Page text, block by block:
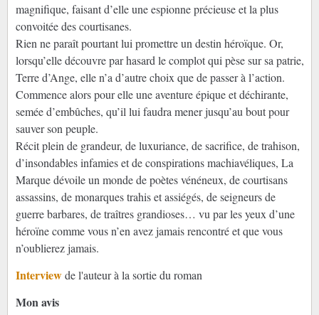
magnifique, faisant d’elle une espionne précieuse et la plus
convoitée des courtisanes.
Rien ne paraît pourtant lui promettre un destin héroïque. Or,
lorsqu’elle découvre par hasard le complot qui pèse sur sa patrie,
Terre d’Ange, elle n’a d’autre choix que de passer à l’action.
Commence alors pour elle une aventure épique et déchirante,
semée d’embûches, qu’il lui faudra mener jusqu’au bout pour
sauver son peuple.
Récit plein de grandeur, de luxuriance, de sacrifice, de trahison,
d’insondables infamies et de conspirations machiavéliques, La
Marque dévoile un monde de poètes vénéneux, de courtisans
assassins, de monarques trahis et assiégés, de seigneurs de
guerre barbares, de traîtres grandioses… vu par les yeux d’une
héroïne comme vous n’en avez jamais rencontré et que vous
n’oublierez jamais.
Interview de l'auteur à la sortie du roman
Mon avis